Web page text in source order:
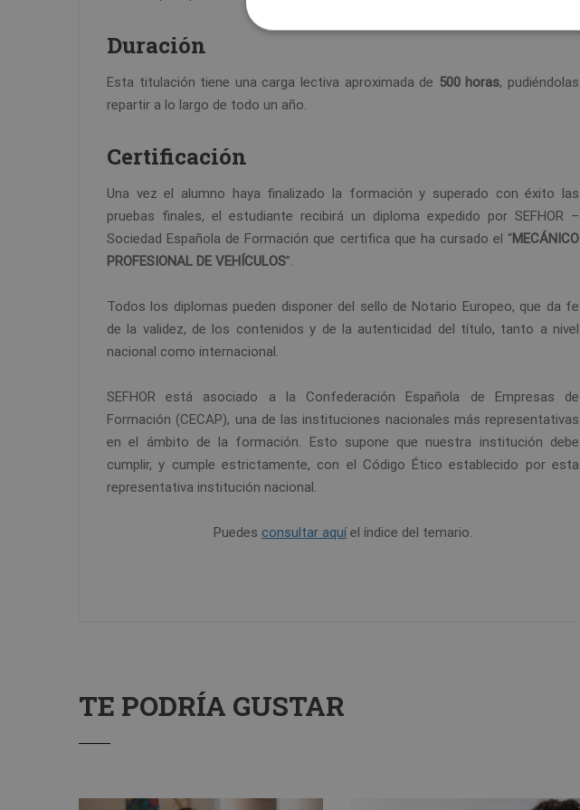
Duración
Esta titulación tiene una carga lectiva aproximada de 500 horas, pudiéndolas
repartir a lo largo de todo un año.
Certificación
Una vez el alumno haya finalizado la formación y superado con éxito las
pruebas finales, el estudiante recibirá un diploma expedido por SEFHOR –
Sociedad Española de Formación que certifica que ha cursado el “MECÁNICO
PROFESIONAL DE VEHÍCULOS”.
Todos los diplomas pueden disponer del sello de Notario Europeo, que da fe
de la validez, de los contenidos y de la autenticidad del título, tanto a nivel
nacional como internacional.
SEFHOR está asociado a la Confederación Española de Empresas de
Formación (CECAP), una de las instituciones nacionales más representativas
en el ámbito de la formación. Esto supone que nuestra institución debe
cumplir, y cumple estrictamente, con el Código Ético establecido por esta
representativa institución nacional.
Puedes consultar aquíel índice del temario.
TE PODRÍA GUSTAR